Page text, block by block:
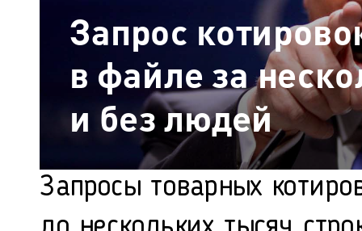
Запрос
в файле за
и без людей
Запросы товарных